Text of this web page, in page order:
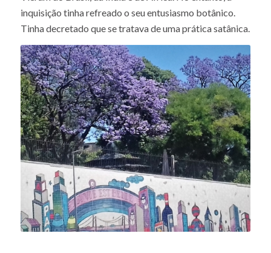
inquisição tinha refreado o seu entusiasmo botânico.
Tinha decretado que se tratava de uma prática satânica.